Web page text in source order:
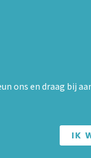
ons en draag bij
IK